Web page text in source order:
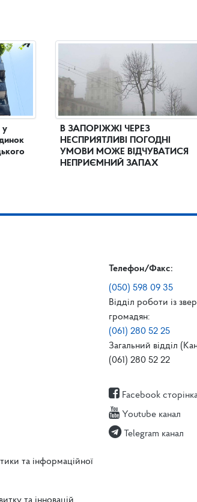
у
В ЗАПОРІЖЖІ ЧЕРЕЗ
НЕСПРИЯТЛИВІ ПОГОДНІ
УМОВИ МОЖЕ ВІДЧУВАТИСЯ
НЕПРИЄМНИЙ ЗАПАХ
Телефон/Факс:
(050) 598 09 35
Відділ роботи із
громадян:
(061) 280 52 25
Загальний відділ
(061) 280 52 22
Facebook
Youtube канал
Telegram канал
та інформаційної